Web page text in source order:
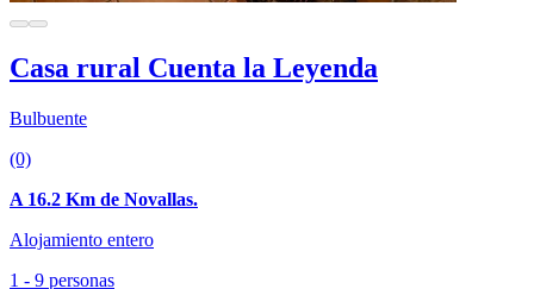
Casa rural Cuenta la Leyenda
Bulbuente
(0)
A 16.2 Km de Novallas.
Alojamiento entero
1 - 9 personas